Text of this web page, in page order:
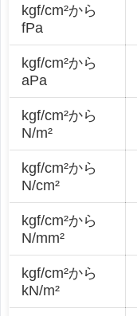
kgf/cm²から
fPa
kgf/cm²から
aPa
kgf/cm²から
N/m²
kgf/cm²から
N/cm²
kgf/cm²から
N/mm²
kgf/cm²から
kN/m²